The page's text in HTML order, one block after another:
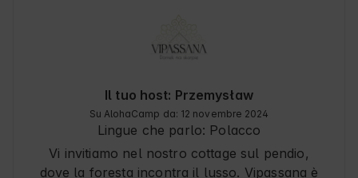
Il tuo host: Przemysław
Su AlohaCamp da: 12 novembre 2024
Lingue che parlo: Polacco
Vi invitiamo nel nostro cottage sul pendio,
dove la foresta incontra il lusso. Vipassana è